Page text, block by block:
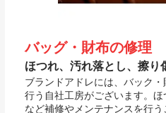
バッグ・財布の修理
ほつれ、汚れ落とし、擦り
ブランドアドレには、バック
行う自社工房がございます。
など補修やメンテナンスを行